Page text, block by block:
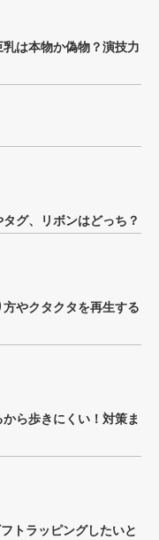
は本物か偽物？演技力
グ、リボンはどっち？
やクタクタを再生する
ら歩きにくい！対策ま
トラッピングしたいと